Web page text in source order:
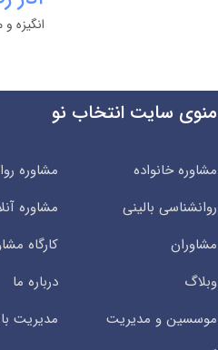
انگیزه
منوی سایت انتخاب نو
مشاوره خانواده
مشاوره
روانشناسی بالینی
مشاوره
مشاوران
کارگاه
وبلاگ
درباره ما
موسسین و مدیریت
مدیریت